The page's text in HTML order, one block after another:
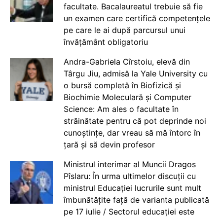
facultate. Bacalaureatul trebuie să fie
un examen care certifică competențele
pe care le ai după parcursul unui
învățământ obligatoriu
Andra-Gabriela Cîrstoiu, elevă din
Târgu Jiu, admisă la Yale University cu
o bursă completă în Biofizică și
Biochimie Moleculară și Computer
Science: Am ales o facultate în
străinătate pentru că pot deprinde noi
cunoștințe, dar vreau să mă întorc în
țară și să devin profesor
Ministrul interimar al Muncii Dragos
Pîslaru: În urma ultimelor discuții cu
ministrul Educației lucrurile sunt mult
îmbunătățite față de varianta publicată
pe 17 iulie / Sectorul educației este